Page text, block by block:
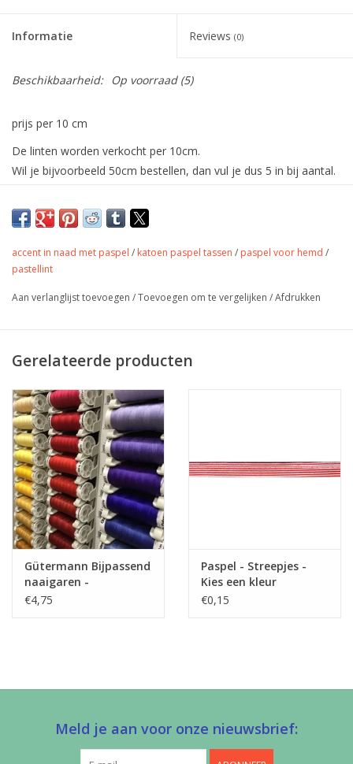
Informatie Reviews (0)
Beschikbaarheid: Op voorraad(5)
prijs per 10 cm
De linten worden verkocht per 10cm.
Wil je bijvoorbeeld 50cm bestellen, dan vul je dus 5 in bij aantal.
Tof biaislint met streepjes voor
afwerking van randen van vlaggen,
tassen en kleding.
Kleur
wit met een kleurtje
Samenstelling
Toepassing
Voor afwerking of accenten
Label
-
Stretch
accent in naad met paspel / katoen paspel tassen / paspel voor hemd /
pastellint
Aan verlanglijst toevoegen /Toevoegen om te vergelijken /Afdrukken
Gerelateerde producten
Gütermann Bijpassend
naaigaren -
Allesnaaigaren 200m
€4,75
Paspel - Streepjes -
Kies een kleur
€0,15
Meld je aan voor onze nieuwsbrief: